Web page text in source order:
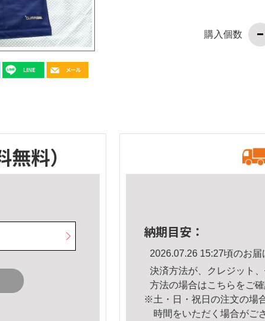
購入個数
無料）
納期目安：
2026.07.26 15:27頃のお届
決済方法が、クレジット
方法の場合はこちら をご
※土・日・祝日の注文の場
時間をいただく場合がご